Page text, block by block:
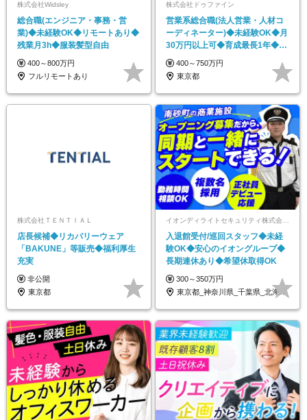
株式会社Widsley
総合職(エンジニア・事務・営
業)◆未経験OK◆リモートあり◆
残業月3h◆服装髪型自由
400～800万円
フルリモートあり
株式会社ドゥファイン
営業系総合職(法人営業・人材コ
ーディネーター)◆未経験OK◆月
30万円以上可◆育成最長1年◆年
休120/KAK
400～750万円
東京都
株式会社ＴＥＮＴＩＡＬ
店長候補◆リカバリーウェア
「BAKUNE」等販売◆福利厚生
充実
非公開
東京都
イオンディライトセキュリティ株式会社（イオングループ）
入退館受付/巡回スタッフ◆未経
験OK◆安心のイオングループ◆
長期連休あり◆希望休取得OK
300～350万円
東京都_神奈川県_千葉県_北海道_福島県…